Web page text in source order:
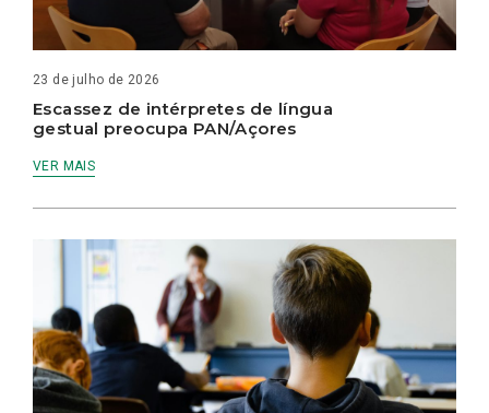
23 de julho de 2026
Escassez de intérpretes de língua
gestual preocupa PAN/Açores
VER MAIS